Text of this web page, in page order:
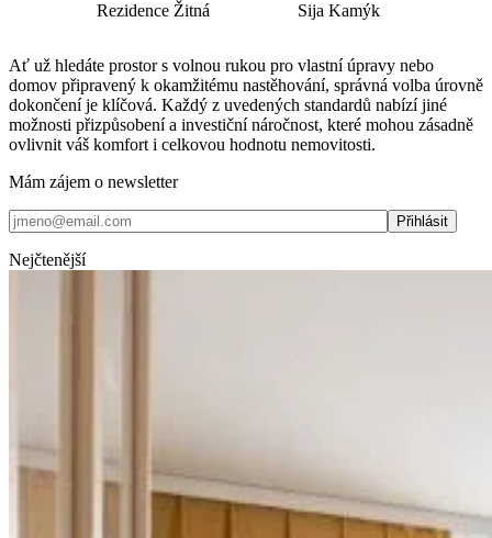
Rezidence Žitná Sija Kamýk
Ať už hledáte prostor s volnou rukou pro vlastní úpravy nebo
domov připravený k okamžitému nastěhování, správná volba úrovně
dokončení je klíčová. Každý z uvedených standardů nabízí jiné
možnosti přizpůsobení a investiční náročnost, které mohou zásadně
ovlivnit váš komfort i celkovou hodnotu nemovitosti.
Mám zájem o newsletter
Nejčtenější